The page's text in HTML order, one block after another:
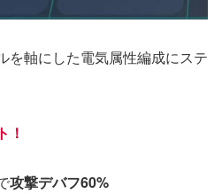
を軸にした電気属性編成にステ
！
攻撃デバフ60%